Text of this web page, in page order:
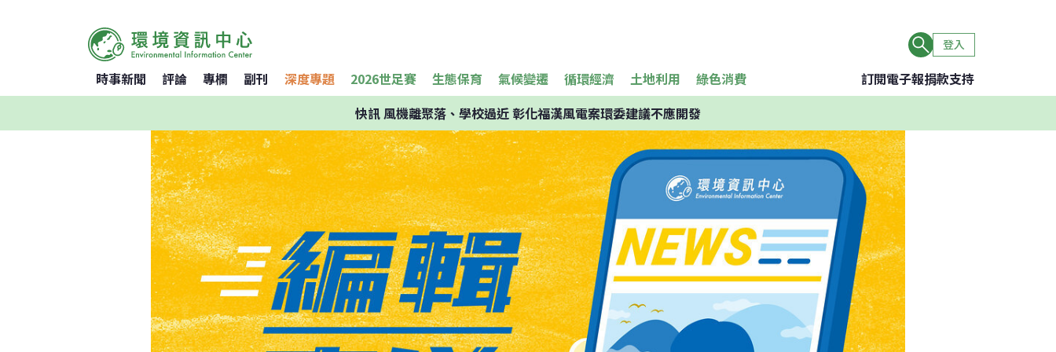
登入
時事新聞 評論 專欄 副刊 深度專題 2026世足賽 生態保育 氣候變遷 循環經濟 土地利用 綠色消費 訂閱電子報捐款支持
快訊風機離聚落、學校過近 彰化福漢風電案環委建議不應開發